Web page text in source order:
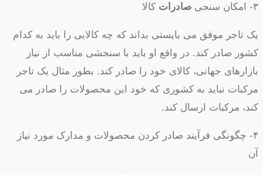
۳- امکان سنجی صادرات کالا
یک تاجر موفق می بایستی بداند که چه کالایی را باید به کدام
کشور صادر کند. در واقع او باید با سنجشی مناسب از نیاز
بازارهای جهانی، کالای خود را صادر کند. بطور مثال یک تاجر
مرکبات نباید به کشوری که خود این محصولات را صادر می
کند، مرکبات ارسال کند.
۴- چگونگی فرآیند صادر کردن محصولات و مدارک مورد نیاز
آن